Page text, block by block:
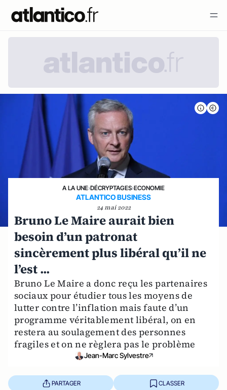
A LA UNE›DÉCRYPTAGES›ECONOMIE
ATLANTICO BUSINESS
24 mai 2022
Bruno Le Maire aurait bien
besoin d’un patronat
sincèrement plus libéral qu’il ne
l’est ...
Bruno Le Maire a donc reçu les partenaires
sociaux pour étudier tous les moyens de
lutter contre l’inflation mais faute d’un
programme véritablement libéral, on en
restera au soulagement des personnes
fragiles et on ne règlera pas le problème
Jean-Marc Sylvestre
PARTAGER CLASSER